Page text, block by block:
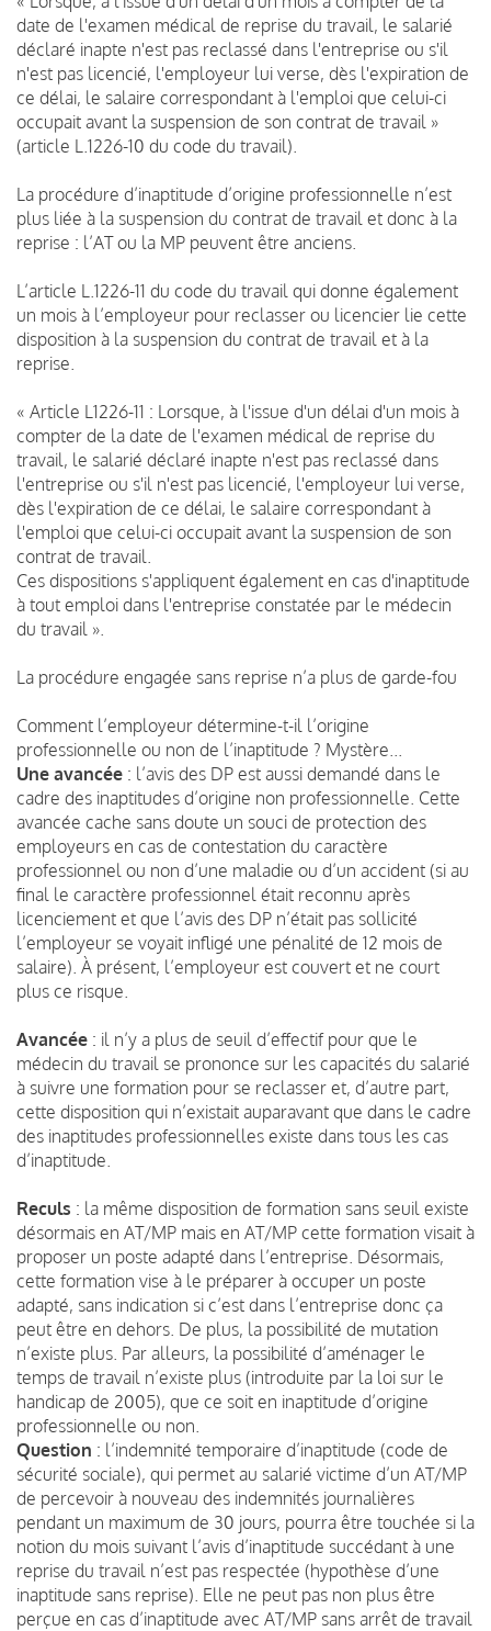
date de l'examen médical de reprise du travail, le salarié
déclaré inapte n'est pas reclassé dans l'entreprise ou s'il
n'est pas licencié, l'employeur lui verse, dès l'expiration de
ce délai, le salaire correspondant à l'emploi que celui-ci
occupait avant la suspension de son contrat de travail »
(article L.1226-10 du code du travail).
La procédure d’inaptitude d’origine professionnelle n’est
plus liée à la suspension du contrat de travail et donc à la
reprise : l’AT ou la MP peuvent être anciens.
L’article L.1226-11 du code du travail qui donne également
un mois à l’employeur pour reclasser ou licencier lie cette
disposition à la suspension du contrat de travail et à la
reprise.
« Article L1226-11 : Lorsque, à l'issue d'un délai d'un mois à
compter de la date de l'examen médical de reprise du
travail, le salarié déclaré inapte n'est pas reclassé dans
l'entreprise ou s'il n'est pas licencié, l'employeur lui verse,
dès l'expiration de ce délai, le salaire correspondant à
l'emploi que celui-ci occupait avant la suspension de son
contrat de travail.
Ces dispositions s'appliquent également en cas d'inaptitude
à tout emploi dans l'entreprise constatée par le médecin
du travail ».
La procédure engagée sans reprise n’a plus de garde-fou
Comment l’employeur détermine-t-il l’origine
professionnelle ou non de l’inaptitude ? Mystère...
Une avancée : l’avis des DP est aussi demandé dans le
cadre des inaptitudes d’origine non professionnelle. Cette
avancée cache sans doute un souci de protection des
employeurs en cas de contestation du caractère
professionnel ou non d’une maladie ou d’un accident (si au
final le caractère professionnel était reconnu après
licenciement et que l’avis des DP n’était pas sollicité
l’employeur se voyait infligé une pénalité de 12 mois de
salaire). À présent, l’employeur est couvert et ne court
plus ce risque.
Avancée : il n’y a plus de seuil d’effectif pour que le
médecin du travail se prononce sur les capacités du salarié
à suivre une formation pour se reclasser et, d’autre part,
cette disposition qui n’existait auparavant que dans le cadre
des inaptitudes professionnelles existe dans tous les cas
d’inaptitude.
Reculs : la même disposition de formation sans seuil existe
désormais en AT/MP mais en AT/MP cette formation visait à
proposer un poste adapté dans l’entreprise. Désormais,
cette formation vise à le préparer à occuper un poste
adapté, sans indication si c’est dans l’entreprise donc ça
peut être en dehors. De plus, la possibilité de mutation
n’existe plus. Par alleurs, la possibilité d’aménager le
temps de travail n’existe plus (introduite par la loi sur le
handicap de 2005), que ce soit en inaptitude d’origine
professionnelle ou non.
Question : l’indemnité temporaire d’inaptitude (code de
sécurité sociale), qui permet au salarié victime d’un AT/MP
de percevoir à nouveau des indemnités journalières
pendant un maximum de 30 jours, pourra être touchée si la
notion du mois suivant l’avis d’inaptitude succédant à une
reprise du travail n’est pas respectée (hypothèse d’une
inaptitude sans reprise). Elle ne peut pas non plus être
perçue en cas d’inaptitude avec AT/MP sans arrêt de travail